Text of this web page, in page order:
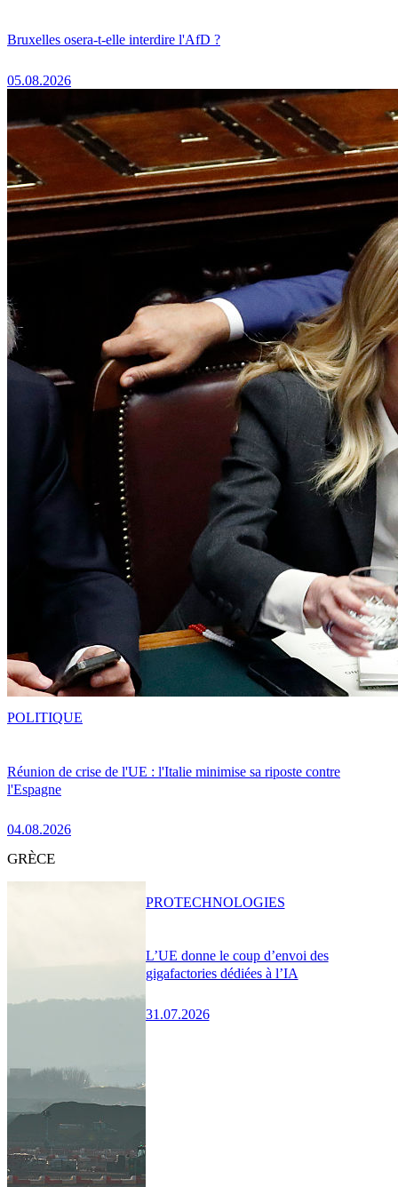
Bruxelles osera-t-elle interdire l'AfD ?
05.08.2026
Réunion de crise de l'UE : l'Italie minimise sa riposte contre
l'Espagne
04.08.2026
POLITIQUE
GRÈCE
L’UE donne le coup d’envoi des
gigafactories dédiées à l’IA
31.07.2026
PROTECHNOLOGIES